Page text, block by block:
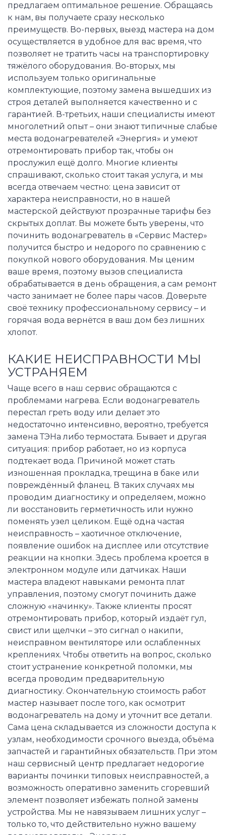
предлагаем оптимальное решение. Обращаясь
к нам, вы получаете сразу несколько
преимуществ. Во-первых, выезд мастера на дом
осуществляется в удобное для вас время, что
позволяет не тратить часы на транспортировку
тяжёлого оборудования. Во-вторых, мы
используем только оригинальные
комплектующие, поэтому замена вышедших из
строя деталей выполняется качественно и с
гарантией. В-третьих, наши специалисты имеют
многолетний опыт – они знают типичные слабые
места водонагревателей «Энергия» и умеют
отремонтировать прибор так, чтобы он
прослужил ещё долго. Многие клиенты
спрашивают, сколько стоит такая услуга, и мы
всегда отвечаем честно: цена зависит от
характера неисправности, но в нашей
мастерской действуют прозрачные тарифы без
скрытых доплат. Вы можете быть уверены, что
починить водонагреватель в «Сервис Мастер»
получится быстро и недорого по сравнению с
покупкой нового оборудования. Мы ценим
ваше время, поэтому вызов специалиста
обрабатывается в день обращения, а сам ремонт
часто занимает не более пары часов. Доверьте
своё технику профессиональному сервису – и
горячая вода вернётся в ваш дом без лишних
хлопот.
КАКИЕ НЕИСПРАВНОСТИ МЫ
УСТРАНЯЕМ
Чаще всего в наш сервис обращаются с
проблемами нагрева. Если водонагреватель
перестал греть воду или делает это
недостаточно интенсивно, вероятно, требуется
замена ТЭНа либо термостата. Бывает и другая
ситуация: прибор работает, но из корпуса
подтекает вода. Причиной может стать
изношенная прокладка, трещина в баке или
повреждённый фланец. В таких случаях мы
проводим диагностику и определяем, можно
ли восстановить герметичность или нужно
поменять узел целиком. Ещё одна частая
неисправность – хаотичное отключение,
появление ошибок на дисплее или отсутствие
реакции на кнопки. Здесь проблема кроется в
электронном модуле или датчиках. Наши
мастера владеют навыками ремонта плат
управления, поэтому смогут починить даже
сложную «начинку». Также клиенты просят
отремонтировать прибор, который издаёт гул,
свист или щелчки – это сигнал о накипи,
неисправном вентиляторе или ослабленных
креплениях. Чтобы ответить на вопрос, сколько
стоит устранение конкретной поломки, мы
всегда проводим предварительную
диагностику. Окончательную стоимость работ
мастер называет после того, как осмотрит
водонагреватель на дому и уточнит все детали.
Сама цена складывается из сложности доступа к
узлам, необходимости срочного выезда, объёма
запчастей и гарантийных обязательств. При этом
наш сервисный центр предлагает недорогие
варианты починки типовых неисправностей, а
возможность оперативно заменить сгоревший
элемент позволяет избежать полной замены
устройства. Мы не навязываем лишних услуг –
только то, что действительно нужно вашему